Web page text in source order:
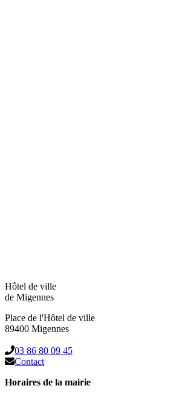
Hôtel de ville
de Migennes
Place de l'Hôtel de ville
89400 Migennes
03 86 80 09 45
Contact
Horaires de la mairie